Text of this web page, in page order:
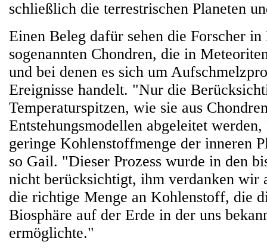
schließlich die terrestrischen Planeten
Einen Beleg dafür sehen die Forscher
sogenannten Chondren, die in
und bei denen es sich um
Ereignisse handelt. "Nur die
Temperaturspitzen, wie sie aus
Entstehungsmodellen abgeleitet
geringe Kohlenstoffmenge der inneren
so Gail. "Dieser Prozess wurde in den
nicht berücksichtigt, ihm verdanken wir
die richtige Menge an Kohlenstoff, die
Biosphäre auf der Erde in der uns
ermöglichte."